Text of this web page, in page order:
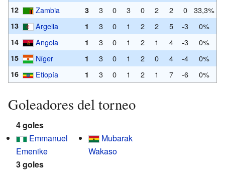
12 Zambia 3 3 0 3 0 2 2 0 33,3%
13 Argelia 1 3 0 1 2 2 5 -3 0%
14 Angola 1 3 0 1 2 1 4 -3 0%
15 Níger 1 3 0 1 2 0 4 -4 0%
16 Etiopía 1 3 0 1 2 1 7 -6 0%
Goleadores del torneo
4 goles
Emmanuel
Emenike
Mubarak
Wakaso
3 goles